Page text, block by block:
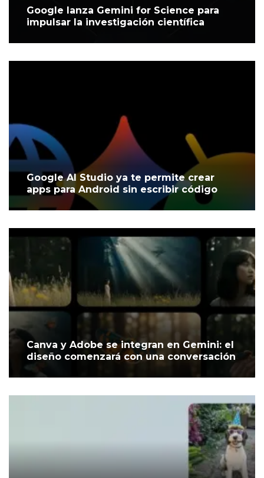
Google lanza Gemini for Science para
impulsar la investigación científica
Google AI Studio ya te permite crear
apps para Android sin escribir código
Canva y Adobe se integran en Gemini: el
diseño comenzará con una conversación